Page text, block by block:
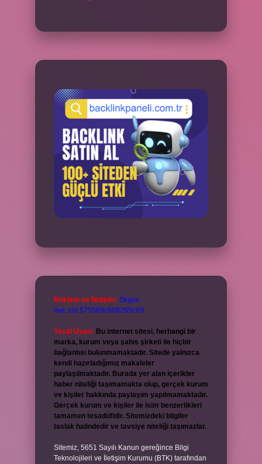
Reklam ve İletişim: Skype:
live:.cid.575569c608265c69
Yasal Uyarı: Bu internet sitesi, herhangi bir
marka, kurum veya şahıs şirketi ile hiçbir
bağlantısı bulunmamaktadır. Sitede yalnızca
kendi hazırladığımız makaleler
paylaşılmaktadır. Burada yer alan içerikler
haber niteliği taşımamakta olup, gerçek kurum
ve kişiler hakkında paylaşım yapılmamaktadır.
Gerçek kurum ve kişiler ile isim benzerlikleri
tamamen tesadüfidir. Sitemizdeki bilgiler
taslak halindedir ve tavsiye niteliği taşımazlar.
Sitemiz, 5651 Sayılı Kanun gereğince Bilgi
Teknolojileri ve İletişim Kurumu (BTK) tarafından